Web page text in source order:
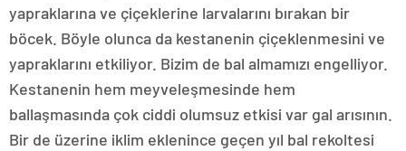
yapraklarına ve çiçeklerine larvalarını bırakan bir
böcek. Böyle olunca da kestanenin çiçeklenmesini ve
yapraklarını etkiliyor. Bizim de bal almamızı engelliyor.
Kestanenin hem meyveleşmesinde hem
ballaşmasında çok ciddi olumsuz etkisi var gal arısının.
Bir de üzerine iklim eklenince geçen yıl bal rekoltesi